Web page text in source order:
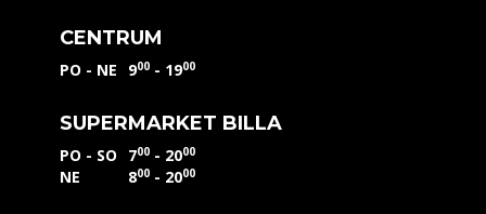
CENTRUM
PO - NE 900 - 1900
SUPERMARKET BILLA
PO - SO 700 - 2000
NE 800 - 2000